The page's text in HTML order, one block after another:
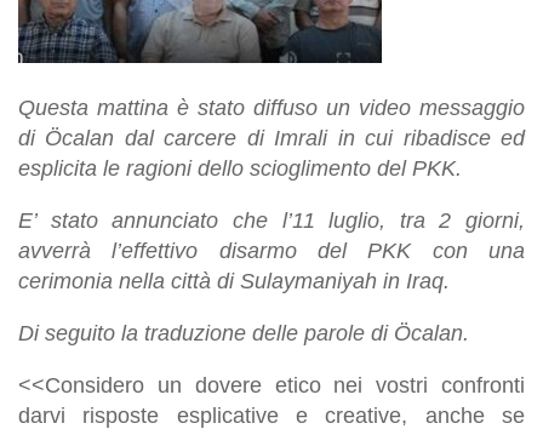
Questa mattina è stato diffuso un video messaggio
di Öcalan dal carcere di Imrali in cui ribadisce ed
esplicita le ragioni dello scioglimento del PKK.
E’ stato annunciato che l’11 luglio, tra 2 giorni,
avverrà l’effettivo disarmo del PKK con una
cerimonia nella città di Sulaymaniyah in Iraq.
Di seguito la traduzione delle parole di Öcalan.
<<Considero un dovere etico nei vostri confronti
darvi risposte esplicative e creative, anche se